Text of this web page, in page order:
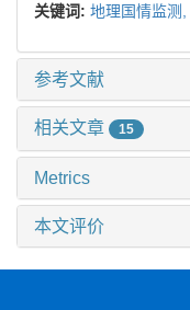
关键词: 地理国情监测,
参考文献
相关文章 15
Metrics
本文评价